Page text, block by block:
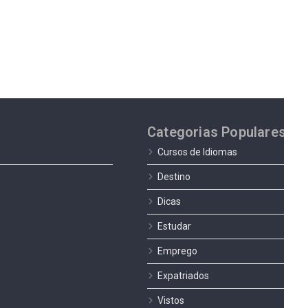
Categorias
Cursos de Idiomas
Destino
Dicas
Estudar
Emprego
Expatriados
Vistos